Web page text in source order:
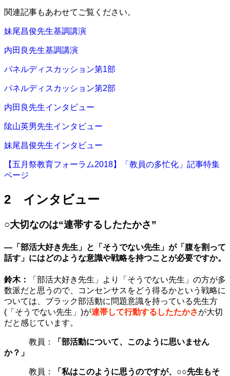
関連記事もあわせてご覧ください。
妹尾昌俊先生基調講演
内田良先生基調講演
パネルディスカッション第1部
パネルディスカッション第2部
内田良先生インタビュー
隂山英男先生インタビュー
妹尾昌俊先生インタビュー
【五月祭教育フォーラム2018】「教員の多忙化」記事特集
ページ
2 インタビュー
○大切なのは“連帯するしたたかさ”
—「部活大好き先生」と「そうでない先生」が「腹を割って
話す」にはどのような意識や戦略を持つことが必要ですか。
鈴木：
「部活大好き先生」より「そうでない先生」の方が多
数派だと思うので、コンセンサスをどう得るかという戦略に
ついては、ブラック部活動に問題意識を持っている先生方
(「そうでない先生」)が連帯して行動するしたたかさが大切
だと感じています。
教員：
「部活動について、このように思いません
か？」
教員： 「私はこのように思うのですが、○○先生もそ